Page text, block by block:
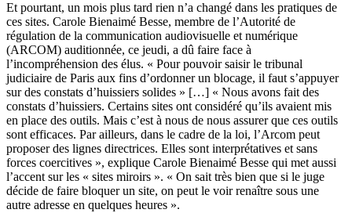
Et pourtant, un mois plus tard rien n’a changé dans les pratiques de
ces sites. Carole Bienaimé Besse, membre de l’Autorité de
régulation de la communication audiovisuelle et numérique
(ARCOM) auditionnée, ce jeudi, a dû faire face à
l’incompréhension des élus. « Pour pouvoir saisir le tribunal
judiciaire de Paris aux fins d’ordonner un blocage, il faut s’appuyer
sur des constats d’huissiers solides » […] « Nous avons fait des
constats d’huissiers. Certains sites ont considéré qu’ils avaient mis
en place des outils. Mais c’est à nous de nous assurer que ces outils
sont efficaces. Par ailleurs, dans le cadre de la loi, l’Arcom peut
proposer des lignes directrices. Elles sont interprétatives et sans
forces coercitives », explique Carole Bienaimé Besse qui met aussi
l’accent sur les « sites miroirs ». « On sait très bien que si le juge
décide de faire bloquer un site, on peut le voir renaître sous une
autre adresse en quelques heures ».